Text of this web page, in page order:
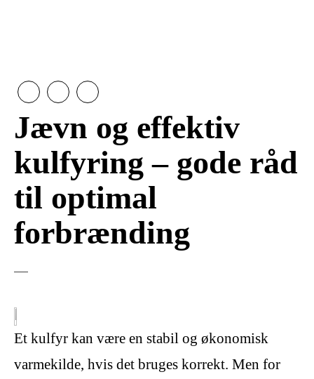
Jævn og effektiv
kulfyring – gode råd
til optimal
forbrænding
Et kulfyr kan være en stabil og økonomisk
varmekilde, hvis det bruges korrekt. Men for